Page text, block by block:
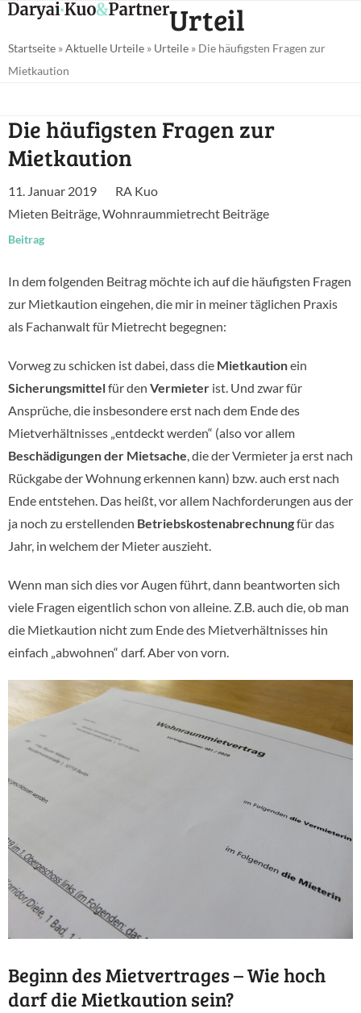
Skip
content
Open
menu
Close
menu
Urteil
Startseite »Aktuelle Urteile » Urteile » Die häufigsten Fragen zur
Mietkaution
Die häufigsten Fragen zur
Mietkaution
11. Januar 2019
RA Kuo
Mieten Beiträge,Wohnraummietrecht Beiträge
Beitrag
In dem folgenden Beitrag möchte ich auf die häufigsten Fragen
zur Mietkaution eingehen, die mir in meiner täglichen Praxis
als Fachanwalt für Mietrecht begegnen:
Vorweg zu schicken ist dabei, dass die Mietkautionein
Sicherungsmittelfür den Vermieter ist. Und zwar für
Ansprüche, die insbesondere erst nach dem Ende des
Mietverhältnisses „entdeckt werden“ (also vor allem
Beschädigungen der Mietsache, die der Vermieter ja erst nach
Rückgabe der Wohnung erkennen kann) bzw. auch erst nach
Ende entstehen. Das heißt, vor allem Nachforderungen aus der
ja noch zu erstellenden Betriebskostenabrechnungfür das
Jahr, in welchem der Mieter auszieht.
Wenn man sich dies vor Augen führt, dann beantworten sich
viele Fragen eigentlich schon von alleine. Z.B. auch die, ob man
die Mietkaution nicht zum Ende des Mietverhältnisses hin
einfach „abwohnen“ darf. Aber von vorn.
Beginn des Mietvertrages – Wie hoch
darf die Mietkaution sein?